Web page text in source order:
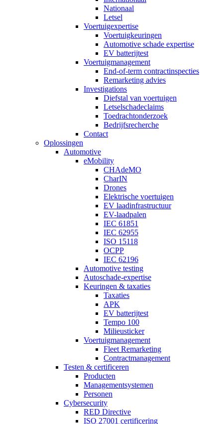
Nationaal
Letsel
Voertuigexpertise
Voertuigkeuringen
Automotive schade expertise
EV batterijtest
Voertuigmanagement
End-of-term contractinspecties
Remarketing advies
Investigations
Diefstal van voertuigen
Letselschadeclaims
Toedrachtonderzoek
Bedrijfsrecherche
Contact
Oplossingen
Automotive
eMobility
CHAdeMO
CharIN
Drones
Elektrische voertuigen
EV laadinfrastructuur
EV-laadpalen
IEC 61851
IEC 62955
ISO 15118
OCPP
IEC 62196
Automotive testing
Autoschade-expertise
Keuringen & taxaties
Taxaties
APK
EV batterijtest
Tempo 100
Milieusticker
Voertuigmanagement
Fleet Remarketing
Contractmanagement
Testen & certificeren
Producten
Managementsystemen
Personen
Cybersecurity
RED Directive
ISO 27001 certificering